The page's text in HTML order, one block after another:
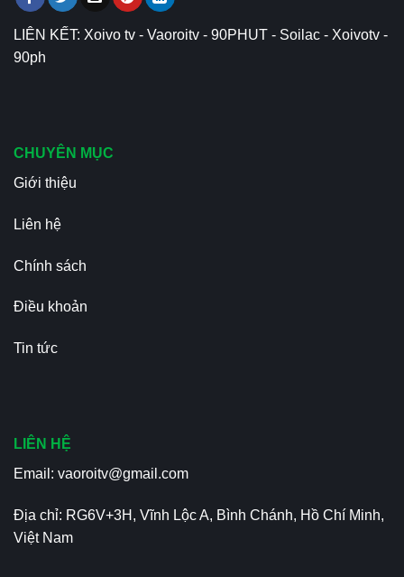
LIÊN KẾT: Xoivo tv - Vaoroitv - 90PHUT - Soilac - Xoivotv -
90ph
CHUYÊN MỤC
Giới thiệu
Liên hệ
Chính sách
Điều khoản
Tin tức
LIÊN HỆ
Email: vaoroitv@gmail.com
Địa chỉ: RG6V+3H, Vĩnh Lộc A, Bình Chánh, Hồ Chí Minh,
Việt Nam